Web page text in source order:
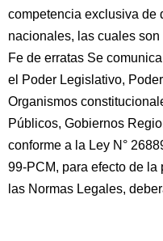
competencia exclusiva de
nacionales, las cuales
Fe de erratas Se
el Poder Legislativo,
Organismos
Públicos, Gobiernos
conforme a la Ley N°
99-PCM, para efecto de
las Normas Legales,